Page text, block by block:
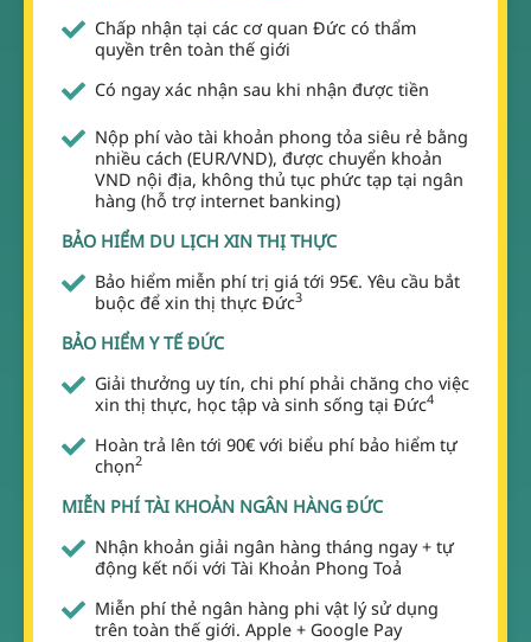
Chấp nhận tại các cơ quan Đức có thẩm
quyền trên toàn thế giới
Có ngay xác nhận sau khi nhận được tiền
Nộp phí vào tài khoản phong tỏa siêu rẻ bằng
nhiều cách (EUR/VND), được chuyển khoản
VND nội địa, không thủ tục phức tạp tại ngân
hàng (hỗ trợ internet banking)
BẢO HIỂM DU LỊCH XIN THỊ THỰC
Bảo hiểm miễn phí trị giá tới 95€. Yêu cầu bắt
buộc để xin thị thực Đức3
BẢO HIỂM Y TẾ ĐỨC
Giải thưởng uy tín, chi phí phải chăng cho việc
xin thị thực, học tập và sinh sống tại Đức4
Hoàn trả lên tới 90€ với biểu phí bảo hiểm tự
chọn2
MIỄN PHÍ TÀI KHOẢN NGÂN HÀNG ĐỨC
Nhận khoản giải ngân hàng tháng ngay + tự
động kết nối với Tài Khoản Phong Toả
Miễn phí thẻ ngân hàng phi vật lý sử dụng
trên toàn thế giới. Apple + Google Pay